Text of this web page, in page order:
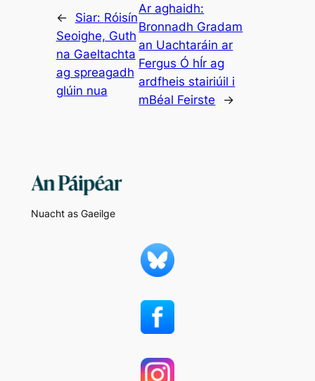
← Siar: Róisín
Seoighe, Guth
na Gaeltachta
ag spreagadh
glúin nua
Ar aghaidh:
Bronnadh Gradam
an Uachtaráin ar
Fergus Ó hÍr ag
ardfheis stairiúil i
mBéal Feirste
→
Nuacht as Gaeilge